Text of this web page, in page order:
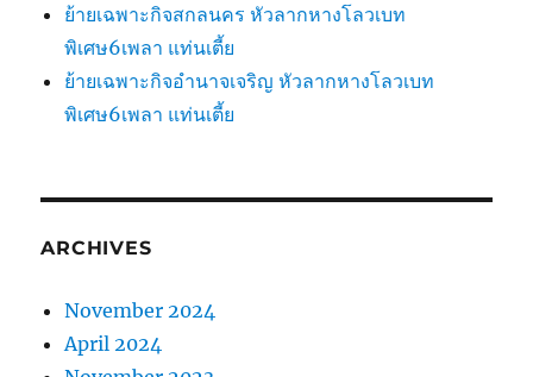
ย้ายเฉพาะกิจสกลนคร หัวลากหางโลวเบท
พิเศษ6เพลา แท่นเตี้ย
ย้ายเฉพาะกิจอำนาจเจริญ หัวลากหางโลวเบท
พิเศษ6เพลา แท่นเตี้ย
ARCHIVES
November 2024
April 2024